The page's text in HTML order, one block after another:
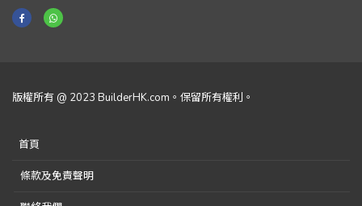
版權所有 @ 2023 BuilderHK.com。保留所有權利。
首頁
條款及免責聲明